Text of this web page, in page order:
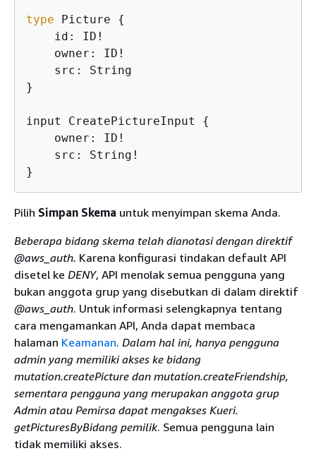
type Picture {
    id: ID!
    owner: ID!
    src: String
}
input CreatePictureInput {
    owner: ID!
    src: String!
}
Pilih Simpan Skema untuk menyimpan skema Anda.
Beberapa bidang skema telah dianotasi dengan direktif
@aws_auth. Karena konfigurasi tindakan default API
disetel ke DENY, API menolak semua pengguna yang
bukan anggota grup yang disebutkan di dalam direktif
@aws_auth. Untuk informasi selengkapnya tentang
cara mengamankan API, Anda dapat membaca
halaman Keamanan. Dalam hal ini, hanya pengguna
admin yang memiliki akses ke bidang
mutation.createPicture dan mutation.createFriendship,
sementara pengguna yang merupakan anggota grup
Admin atau Pemirsa dapat mengakses Kueri.
getPicturesByBidang pemilik. Semua pengguna lain
tidak memiliki akses.